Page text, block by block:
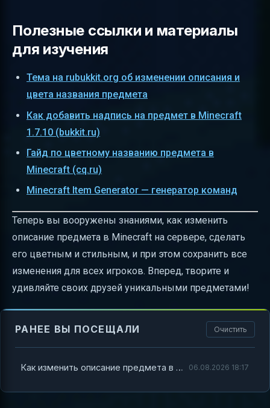
Полезные ссылки и материалы
для изучения
Тема на rubukkit.org об изменении описания и
цвета названия предмета
Как добавить надпись на предмет в Minecraft
1.7.10 (bukkit.ru)
Гайд по цветному названию предмета в
Minecraft (cq.ru)
Minecraft Item Generator — генератор команд
Теперь вы вооружены знаниями, как изменить
описание предмета в Minecraft на сервере, сделать
его цветным и стильным, и при этом сохранить все
изменения для всех игроков. Вперед, творите и
удивляйте своих друзей уникальными предметами!
РАНЕЕ ВЫ ПОСЕЩАЛИ Очистить
Как изменить описание предмета в Minecraft на сервере 06.08.2026 18:17